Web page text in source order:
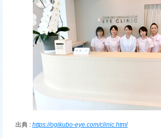
出典 : https://ogikubo-eye.com/clinic.html